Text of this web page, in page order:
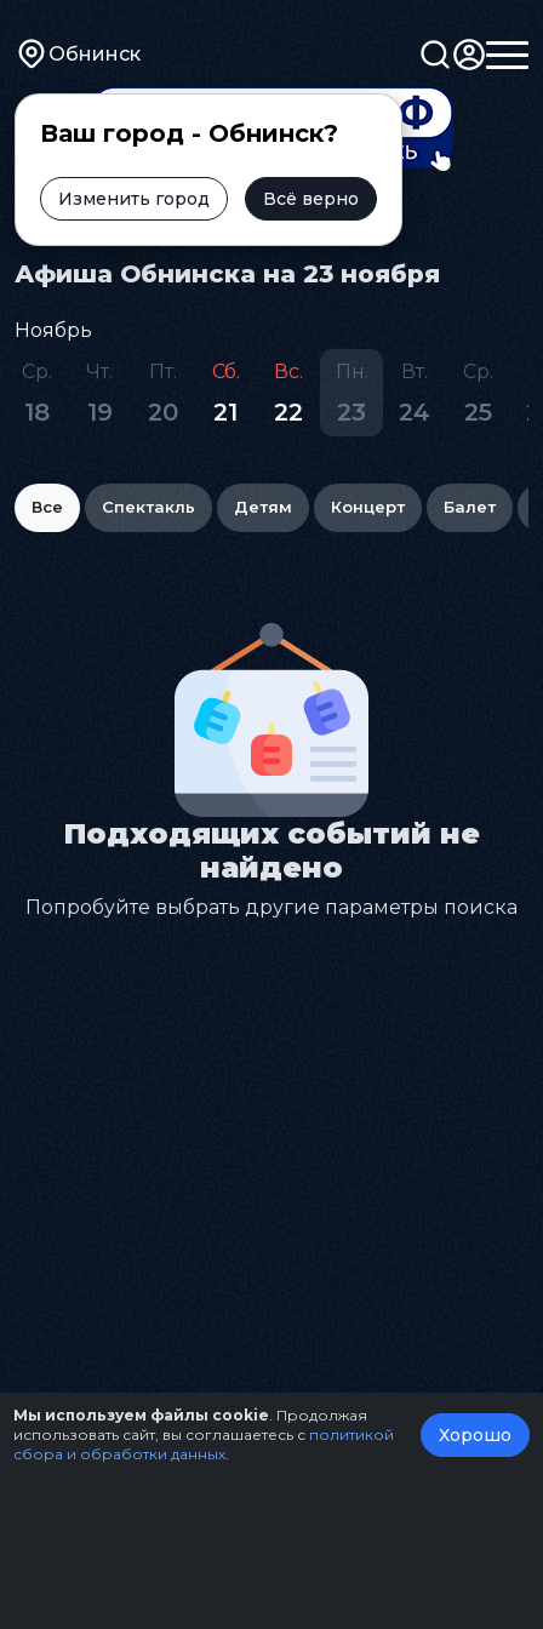
Обнинск
Ваш город - Обнинск?
Изменить город Всё верно
Главная Афиша
Афиша Обнинска на 23 ноября
Ноябрь
Ср.
18
Чт.
19
Пт.
20
Сб.
21
Вс.
22
Пн.
23
Вт.
24
Ср.
25
Все Спектакль Детям Концерт Балет
Подходящих событий не
найдено
Попробуйте выбрать другие параметры поиска
Мы используем файлы cookie . Продолжая
использовать сайт, вы соглашаетесь с политикой
сбора и обработки данных
Хорошо